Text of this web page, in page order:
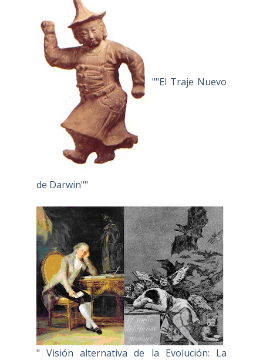
""El Traje Nuevo
de Darwin""
" Visión alternativa de la Evolución: La